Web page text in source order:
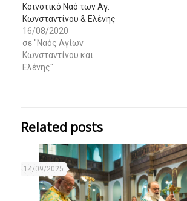
Κοινοτικό Ναό των Αγ.
Κωνσταντίνου & Ελένης
16/08/2020
σε "Ναός Αγίων
Κωνσταντίνου και
Ελένης"
Related posts
14/09/2025